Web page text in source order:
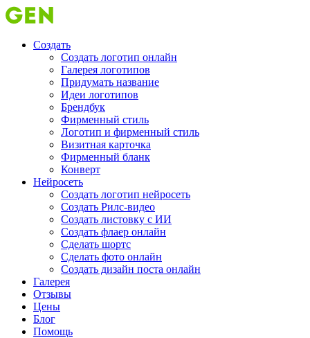
Создать
Создать логотип онлайн
Галерея логотипов
Придумать название
Идеи логотипов
Брендбук
Фирменный стиль
Логотип и фирменный стиль
Визитная карточка
Фирменный бланк
Конверт
Нейросеть
Создать логотип нейросеть
Создать Рилс-видео
Создать листовку с ИИ
Создать флаер онлайн
Cделать шортс
Сделать фото онлайн
Создать дизайн поста онлайн
Галерея
Отзывы
Цены
Блог
Помощь